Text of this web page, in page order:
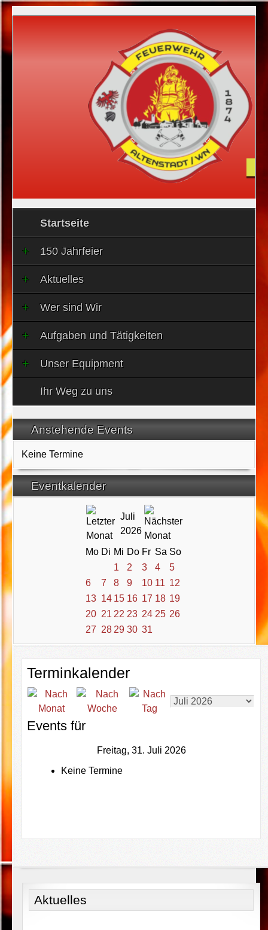
Startseite
150 Jahrfeier
Aktuelles
Wer sind Wir
Aufgaben und Tätigkeiten
Unser Equipment
Ihr Weg zu uns
Anstehende Events
Keine Termine
Eventkalender
Juli
2026
Mo Di Mi Do Fr Sa So
1
2 3 4
5
6
7 8 9 10 11 12
13 14 15 16 17 18 19
20 21 22 23 24 25 26
27 28 29 30 31
Terminkalender
Events für
Freitag, 31. Juli 2026
Keine Termine
Aktuelles